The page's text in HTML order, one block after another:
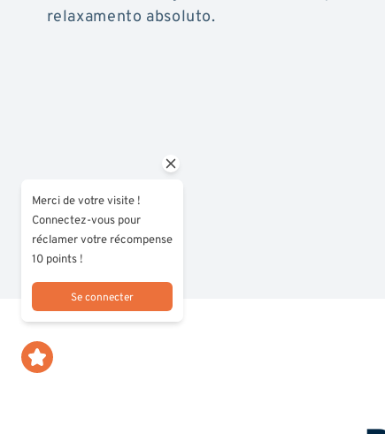
relaxamento absoluto.
Merci de votre visite !
Connectez-vous pour
réclamer votre récompense
10 points !
Se connecter